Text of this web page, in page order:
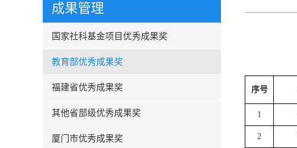
成果管理
国家社科基金项目优秀成果奖
教育部优秀成果奖
福建省优秀成果奖
其他省部级优秀成果奖
厦门市优秀成果奖
序号
1
2